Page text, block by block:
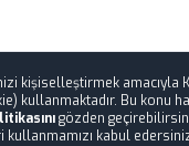
kişiselleştirmek amacıyla
kullanmaktadır. Bu konu
gözden
kabul